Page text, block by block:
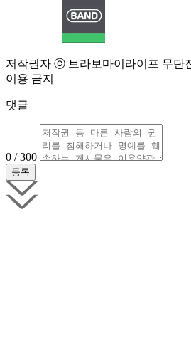
저작권자 ⓒ 브라보마이라이프 무단
이용 금지
댓글
0 / 300